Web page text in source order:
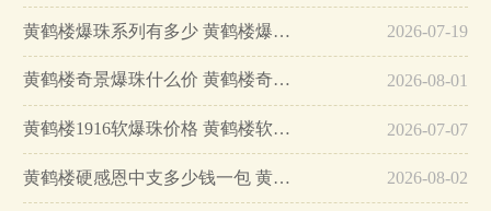
黄鹤楼爆珠系列有多少 黄鹤楼爆珠系列价格表一览… 2026-07-19
黄鹤楼奇景爆珠什么价 黄鹤楼奇景爆珠价格表… 2026-08-01
黄鹤楼1916软爆珠价格 黄鹤楼软1916爆珠多少钱一包… 2026-07-07
黄鹤楼硬感恩中支多少钱一包 黄鹤楼硬感恩中支价格… 2026-08-02